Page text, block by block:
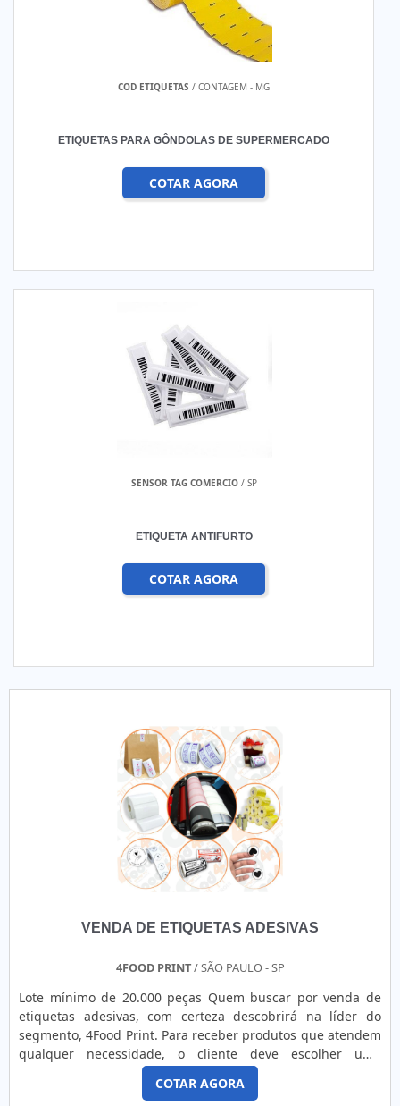
COD ETIQUETAS / CONTAGEM - MG
ETIQUETAS PARA GÔNDOLAS DE SUPERMERCADO
COTAR AGORA
SENSOR TAG COMERCIO/ SP
ETIQUETA ANTIFURTO
COTAR AGORA
VENDA DE ETIQUETAS ADESIVAS
4FOOD PRINT/ SÃO PAULO - SP
Lote mínimo de 20.000 peças Quem buscar por venda de
etiquetas adesivas, com certeza descobrirá na líder do
segmento, 4Food Print. Para receber produtos que atendem
qualquer necessidade, o cliente deve escolher uma
organização que se destaque por um bom suporte pré-
venda e tenha ampla experiência no ramo.Quando a
COTAR AGORA